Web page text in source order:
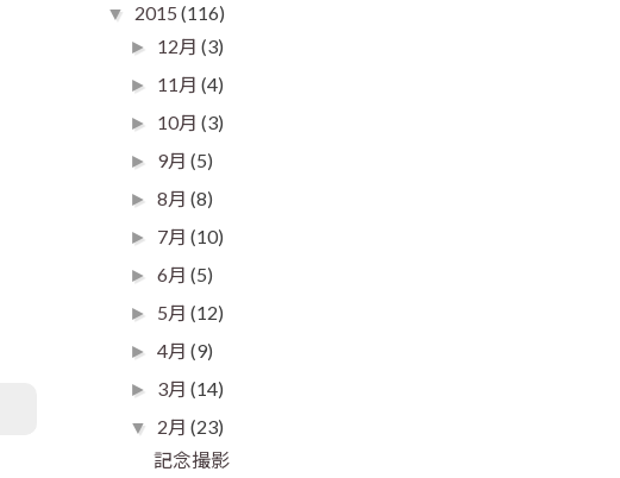
▼ 2015 (116)
► 12月(3)
► 11月(4)
► 10月(3)
► 9月(5)
►8月(8)
► 7月(10)
►6月(5)
► 5月(12)
►4月(9)
► 3月(14)
▼ 2月(23)
記念撮影